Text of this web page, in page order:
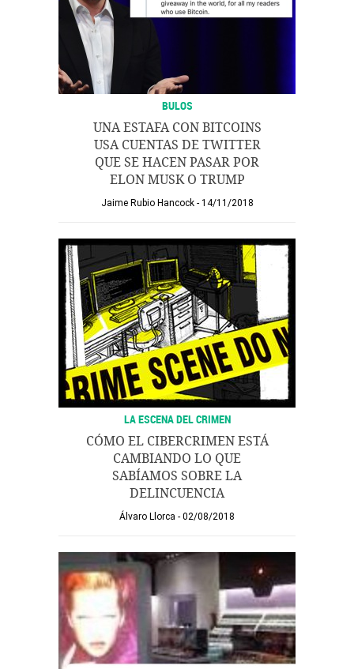
BULOS
UNA ESTAFA CON BITCOINS
USA CUENTAS DE TWITTER
QUE SE HACEN PASAR POR
ELON MUSK O TRUMP
Jaime Rubio Hancock 14/11/2018
LA ESCENA DEL CRIMEN
CÓMO EL CIBERCRIMEN ESTÁ
CAMBIANDO LO QUE
SABÍAMOS SOBRE LA
DELINCUENCIA
Álvaro Llorca 02/08/2018